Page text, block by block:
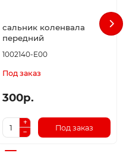
сальник коленвала
передний
1002140-E00
Под заказ
300р.
Под заказ